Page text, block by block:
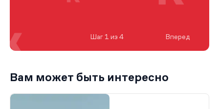
Шаг 1 из 4 Вперед
Вам может быть интересно